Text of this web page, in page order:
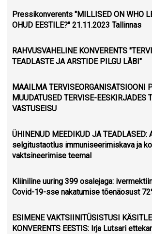
Pressikonverents "MILLISED ON WHO
OHUD EESTILE?" 21.11.2023 Tallinnas
RAHVUSVAHELINE KONVERENTS
TEADLASTE JA ARSTIDE PILGU LÄBI"
MAAILMA TERVISEORGANISATSIOONI
MUUDATUSED TERVISE-EESKIRJADES
VASTUSEISU
ÜHINENUD MEEDIKUD JA TEADLASED:
selgitustaotlus immuniseerimiskava ja
vaktsineerimise teemal
Kliiniline uuring 399 osalejaga:
Covid-19-sse nakatumise tõenäosust
ESIMENE VAKTSIINITÜSISTUSI
KONVERENTS EESTIS: Irja Lutsari